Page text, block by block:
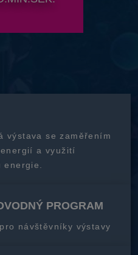
výstava se zaměřením
a využití
PROGRAM
návštěvníky výstavy